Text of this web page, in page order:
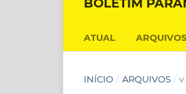
BOLETIM
ATUAL ARQUIVOS
INÍCIO / ARQUIVOS /